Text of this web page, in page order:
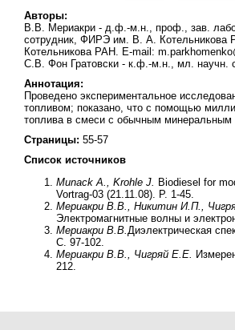
Авторы:
В.В. Мериакри - д.ф.-м.н., проф., зав.
сотрудник, ФИРЭ им. В. А.
Котельникова РАН. E-mail:
C.В. Фон Гратовски - к.ф.-м.н., мл.
Аннотация:
Проведено экспериментальное
топливом; показано, что с помощью
топлива в смеси с обычным минеральным
Страницы: 55-57
Список источников
Munack A., Krohle J. Biodiesel for
Vortrag-03 (21.11.08). P. 1-45.
Мериакри В.В., Никитин И.П.,
Электромагнитные волны и
Мериакри В.В.Диэлектрическая
С. 97-102.
Мериакри В.В., Чигряй Е.Е.
212.